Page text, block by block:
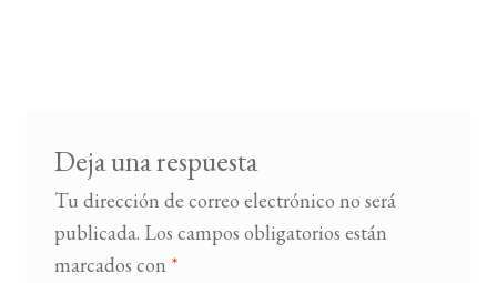
Deja una respuesta
Tu dirección de correo electrónico no será
publicada. Los campos obligatorios están
marcados con *